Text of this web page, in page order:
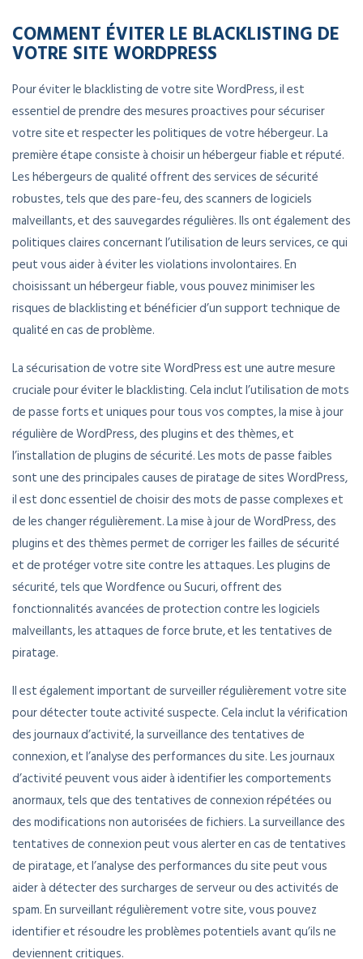
COMMENT ÉVITER LE BLACKLISTING DE
VOTRE SITE WORDPRESS
Pour éviter le blacklisting de votre site WordPress, il est
essentiel de prendre des mesures proactives pour sécuriser
votre site et respecter les politiques de votre hébergeur. La
première étape consiste à choisir un hébergeur fiable et réputé.
Les hébergeurs de qualité offrent des services de sécurité
robustes, tels que des pare-feu, des scanners de logiciels
malveillants, et des sauvegardes régulières. Ils ont également des
politiques claires concernant l’utilisation de leurs services, ce qui
peut vous aider à éviter les violations involontaires. En
choisissant un hébergeur fiable, vous pouvez minimiser les
risques de blacklisting et bénéficier d’un support technique de
qualité en cas de problème.
La sécurisation de votre site WordPress est une autre mesure
cruciale pour éviter le blacklisting. Cela inclut l’utilisation de mots
de passe forts et uniques pour tous vos comptes, la mise à jour
régulière de WordPress, des plugins et des thèmes, et
l’installation de plugins de sécurité. Les mots de passe faibles
sont une des principales causes de piratage de sites WordPress,
il est donc essentiel de choisir des mots de passe complexes et
de les changer régulièrement. La mise à jour de WordPress, des
plugins et des thèmes permet de corriger les failles de sécurité
et de protéger votre site contre les attaques. Les plugins de
sécurité, tels que Wordfence ou Sucuri, offrent des
fonctionnalités avancées de protection contre les logiciels
malveillants, les attaques de force brute, et les tentatives de
piratage.
Il est également important de surveiller régulièrement votre site
pour détecter toute activité suspecte. Cela inclut la vérification
des journaux d’activité, la surveillance des tentatives de
connexion, et l’analyse des performances du site. Les journaux
d’activité peuvent vous aider à identifier les comportements
anormaux, tels que des tentatives de connexion répétées ou
des modifications non autorisées de fichiers. La surveillance des
tentatives de connexion peut vous alerter en cas de tentatives
de piratage, et l’analyse des performances du site peut vous
aider à détecter des surcharges de serveur ou des activités de
spam. En surveillant régulièrement votre site, vous pouvez
identifier et résoudre les problèmes potentiels avant qu’ils ne
deviennent critiques.